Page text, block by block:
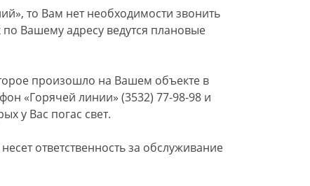
то Вам нет необходимости звонить
по Вашему адресу ведутся плановые
произошло на Вашем объекте в
«Горячей линии» (3532) 77-98-98 и
у Вас погас свет.
ответственность за обслуживание